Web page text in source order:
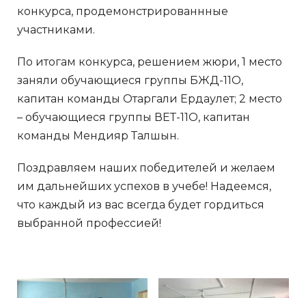
конкурса, продемонстрированнные
участниками.
По итогам конкурса, решением жюри, 1 место
заняли обучающиеся группы БЖД-11О,
капитан команды Отаргали Ердаулет; 2 место
– обучающиеся группы ВЕТ-11О, капитан
команды Мендияр Талшын.
Поздравляем наших победителей и желаем
им дальнейших успехов в учебе! Надеемся,
что каждый из вас всегда будет гордиться
выбранной профессией!